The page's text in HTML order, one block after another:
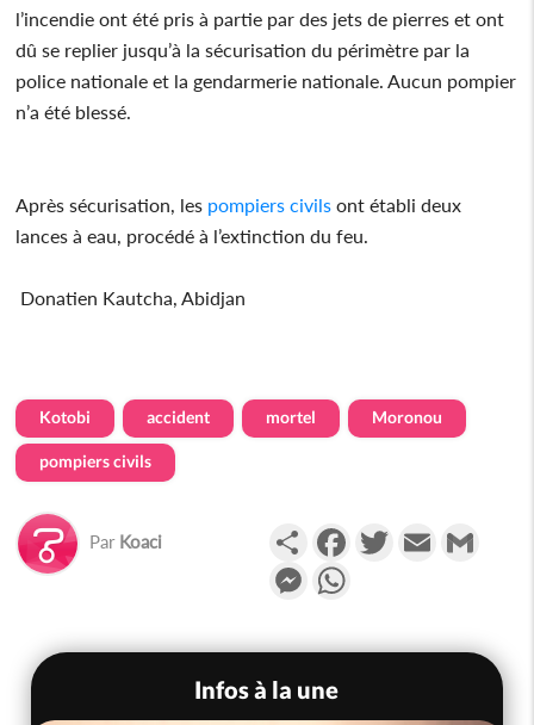
l’incendie ont été pris à partie par des jets de pierres et ont
dû se replier jusqu’à la sécurisation du périmètre par la
police nationale et la gendarmerie nationale. Aucun pompier
n’a été blessé.
Après sécurisation, les pompiers civils ont établi deux
lances à eau, procédé à l’extinction du feu.
Donatien Kautcha, Abidjan
Kotobi accident mortel Moronou
pompiers civils
Par Koaci PartagerFacebookTwitterEmail
Messenger
Infos à la une